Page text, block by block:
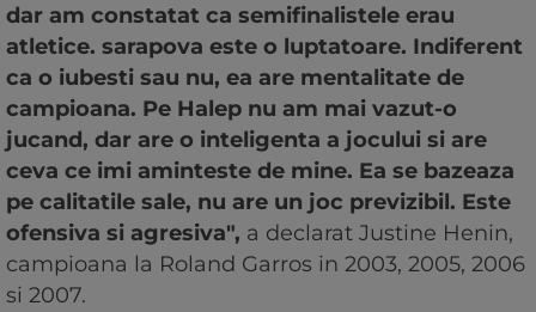
dar am constatat ca semifinalistele erau
atletice. sarapova este o luptatoare. Indiferent
ca o iubesti sau nu, ea are mentalitate de
campioana. Pe Halep nu am mai vazut-o
jucand, dar are o inteligenta a jocului si are
ceva ce imi aminteste de mine. Ea se bazeaza
pe calitatile sale, nu are un joc previzibil. Este
ofensiva si agresiva", a declarat Justine Henin,
campioana la Roland Garros in 2003, 2005, 2006
si 2007.